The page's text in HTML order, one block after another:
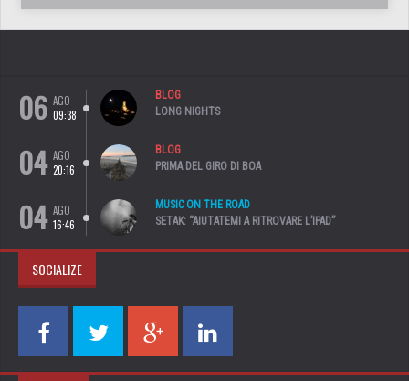
06 AGO
09:38
BLOG
LONG NIGHTS
04 AGO
20:16
BLOG
PRIMA DEL GIRO DI BOA
04 AGO
16:46
MUSIC ON THE ROAD
SETAK: “AIUTATEMI A RITROVARE L’IPAD”
SOCIALIZE